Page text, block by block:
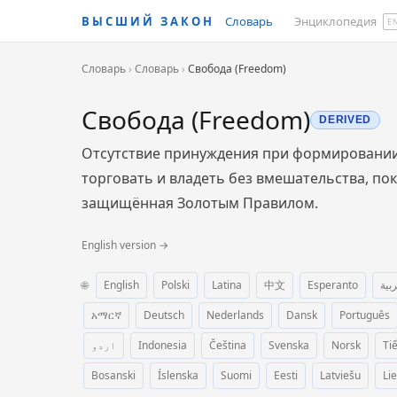
ВЫСШИЙ ЗАКОН Словарь Энциклопедия EN
Словарь › Словарь › Свобода (Freedom)
Свобода (Freedom) DERIVED
Отсутствие принуждения при
торговать и владеть без вмешательства,
защищённая Золотым Правилом.
English version →
🌐 English Polski Latina 中文 Esperanto
አማርኛ
Deutsch Nederlands Dansk Português
اردو
Indonesia Čeština Svenska Norsk
Bosanski
Íslenska Suomi Eesti Latviešu